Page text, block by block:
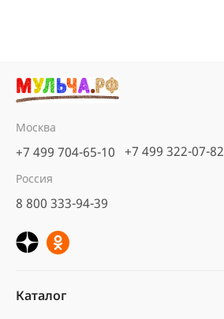
Москва
+7 499 704-65-10 +7 499 322-07-82
Россия
8 800 333-94-39
Каталог